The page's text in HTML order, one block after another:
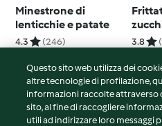
Minestrone di
lenticchie e patate
4.3 (246) 3.8
© Copyright 2026
Questo sito web utilizza dei
altre tecnologie di profilazione,
informazioni raccolte attraverso
sito, al fine di raccogliere
utili ad indirizzare loro messaggi